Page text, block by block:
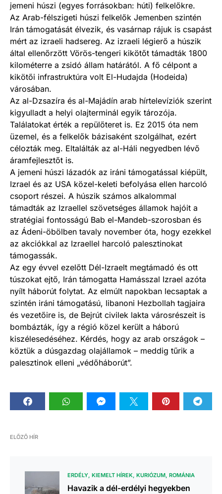
jemeni húszi (egyes forrásokban: húti) felkelőkre.
Az Arab-félszigeti húszi felkelők Jemenben szintén
Irán támogatását élvezik, és vasárnap rájuk is csapást
mért az izraeli hadsereg. Az izraeli légierő a húszik
által ellenőrzött Vörös-tengeri kikötőt támadták 1800
kilométerre a zsidó állam határától. A fő célpont a
kikötői infrastruktúra volt El-Hudajda (Hodeida)
városában.
Az al-Dzsazíra és al-Majádín arab hírtelevíziók szerint
kigyulladt a helyi olajterminál egyik tározója.
Találatokat érték a repülőteret is. Ez 2015 óta nem
üzemel, és a felkelők bázisaként szolgálhat, ezért
célozták meg. Eltalálták az al-Háli negyedben lévő
áramfejlesztőt is.
A jemeni húszi lázadók az iráni támogatással kiépült,
Izrael és az USA közel-keleti befolyása ellen harcoló
csoport részei. A húszik számos alkalommal
támadták az Izraellel szövetséges államok hajóit a
stratégiai fontosságú Bab el-Mandeb-szorosban és
az Ádeni-öbölben tavaly november óta, hogy ezekkel
az akciókkal az Izraellel harcoló palesztinokat
támogassák.
Az egy évvel ezelőtt Dél-Izraelt megtámadó és ott
túszokat ejtő, Irán támogatta Hamásszal Izrael azóta
nyílt háborút folytat. Az elmúlt napokban lecsaptak a
szintén iráni támogatású, libanoni Hezbollah tagjaira
és vezetőire is, de Bejrút civilek lakta városrészeit is
bombázták, így a régió közel került a háború
kiszélesedéséhez. Kérdés, hogy az arab országok –
köztük a dúsgazdag olajállamok – meddig tűrik a
palesztinok elleni „védőháborút”.
ELŐZŐ HÍR
ERDÉLY KIEMELT HÍREK KURIÓZUM ROMÁNIA
Havazik a dél-erdélyi hegyekben